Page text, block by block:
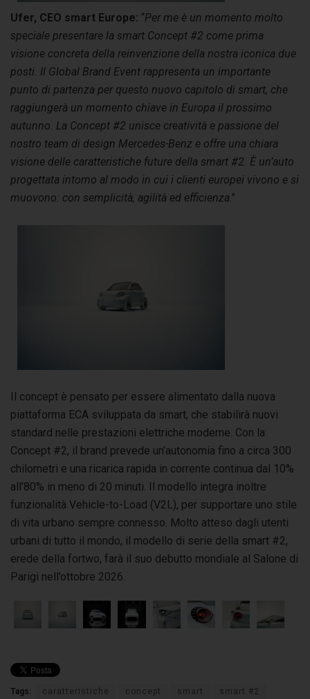
Ufer, CEO smart Europe: “Per me è un momento molto
speciale presentare la smart Concept #2 come prima
visione concreta della reinvenzione della nostra iconica due
posti. Il Global Brand Event rappresenta un importante
punto di partenza per questo nuovo capitolo di smart, che
raggiungerà un momento chiave in Europa il prossimo
autunno. La Concept #2 unisce creatività e passione del
nostro team di design Mercedes-Benz e offre una chiara
visione delle caratteristiche future della smart #2. È un’auto
progettata intorno al modo in cui i clienti europei vivono e si
muovono: con semplicità, agilità ed efficienza .”
Il concept è pensato per essere alimentato dalla nuova
piattaforma ECA sviluppata da smart, che stabilirà nuovi
standard nelle prestazioni elettriche moderne. Con la
Concept #2, il brand prevede un’autonomia fino a circa 300
chilometri e una ricarica rapida in corrente continua dal 10%
all’80% in meno di 20 minuti. Il modello integra inoltre
funzionalità Vehicle-to-Load (V2L), per supportare uno stile
di vita urbano sempre connesso. Molto atteso dagli utenti
urbani di tutto il mondo, il modello di serie della smart #2,
erede della fortwo, farà il suo debutto mondiale al Salone di
Parigi nell’ottobre 2026.
Tags: caratteristiche concept smart smart #2